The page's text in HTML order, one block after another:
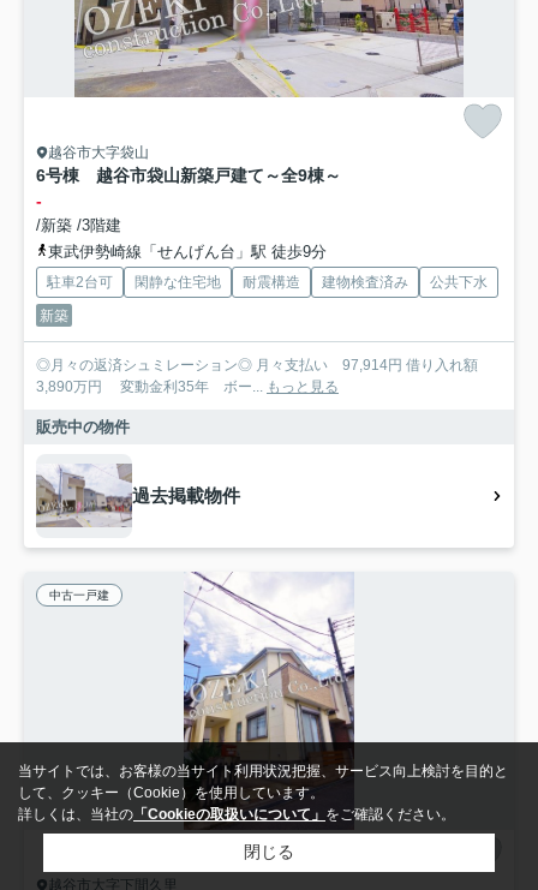
越谷市大字袋山
6号棟 越谷市袋山新築戸建て～全9棟～
-
/新築 /3階建
東武伊勢崎線「せんげん台」駅 徒歩9分
駐車2台可 閑静な住宅地 耐震構造 建物検査済み
公共下水
新築
◎月々の返済シュミレーション◎ 月々支払い 97,914円 借り入れ額
3,890万円 変動金利35年 ボー...
もっと見る
販売中の物件
過去掲載物件
中古一戸建
越谷市大字下間久里
当サイトでは、お客様の当サイト利用状況把握、サービス向上検討を目的と
して、クッキー（Cookie）を使用しています。
詳しくは、当社の 「Cookieの取扱いについて」 をご確認ください。
閉じる